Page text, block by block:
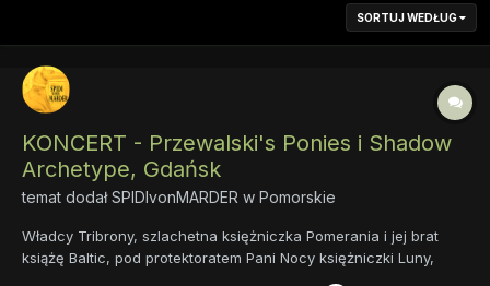
SORTUJ WEDŁUG
KONCERT - Przewalski's Ponies i Shadow
Archetype, Gdańsk
temat dodałSPIDIvonMARDER w Pomorskie
Władcy Tribrony, szlachetna księżniczka Pomerania i jej brat
książę Baltic, pod protektoratem Pani Nocy księżniczki Luny,